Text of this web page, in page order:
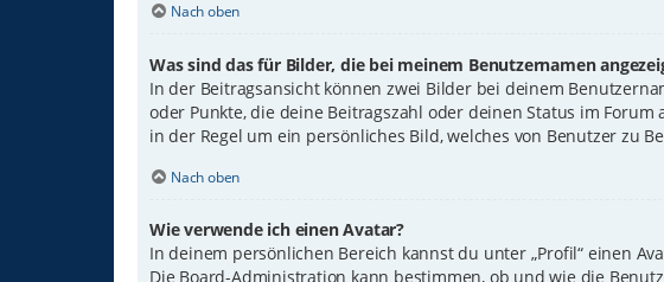
Nach oben
Was sind das für Bilder, die bei meinem Benutzernamen
In der Beitragsansicht können zwei Bilder bei deinem
oder Punkte, die deine Beitragszahl oder deinen Status im
in der Regel um ein persönliches Bild, welches von Benutzer zu
Nach oben
Wie verwende ich einen Avatar?
In deinem persönlichen Bereich kannst du unter „Profil“ einen
Die Board-Administration kann bestimmen, ob und wie die